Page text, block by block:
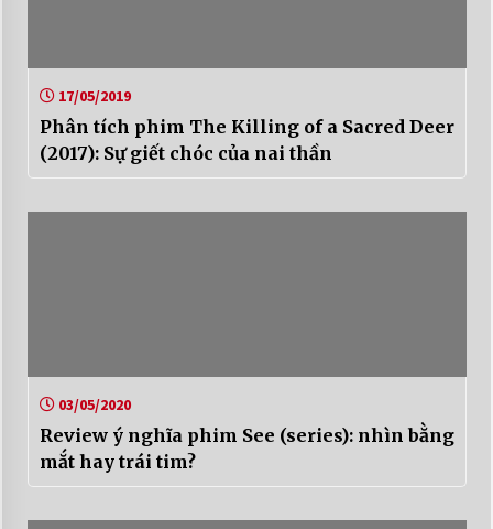
17/05/2019
Phân tích phim The Killing of a Sacred Deer
(2017): Sự giết chóc của nai thần
03/05/2020
Review ý nghĩa phim See (series): nhìn bằng
mắt hay trái tim?